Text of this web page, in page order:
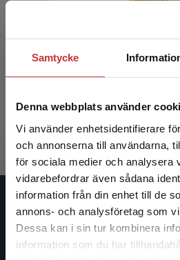
Samtycke
Denna webbplats använder
Vi använder enhetsidentifierare
och annonserna till användarna,
för sociala medier och analysera
vidarebefordrar även sådana
information från din enhet till de
annons- och analysföretag som
Dessa kan i sin tur kombinera
information som du har
Begränsad
Det verkar som att du
Nuklearmedicin
332 krinkl. moms
Exkl. moms: 313 kr
Studentlitteratur
Studentlitteratur grundades 1963